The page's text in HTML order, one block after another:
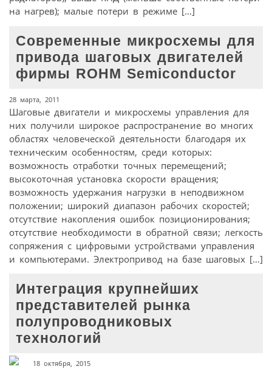
на нагрев); малые потери в режиме […]
Современные микросхемы для
привода шаговых двигателей
фирмы ROHM Semiconductor
28 марта, 2011
Шаговые двигатели и микросхемы управления для
них получили широкое распространение во многих
областях человеческой деятельности благодаря их
техническим особенностям, среди которых:
возможность отработки точных перемещений;
высокоточная установка скорости вращения;
возможность удержания нагрузки в неподвижном
положении; широкий диапазон рабочих скоростей;
отсутствие накопления ошибок позиционирования;
отсутствие необходимости в обратной связи; легкость
сопряжения с цифровыми устройствами управления
и компьютерами. Электропривод на базе шаговых […]
Интеграция крупнейших
представителей рынка
полупроводниковых
технологий
18 октября, 2015